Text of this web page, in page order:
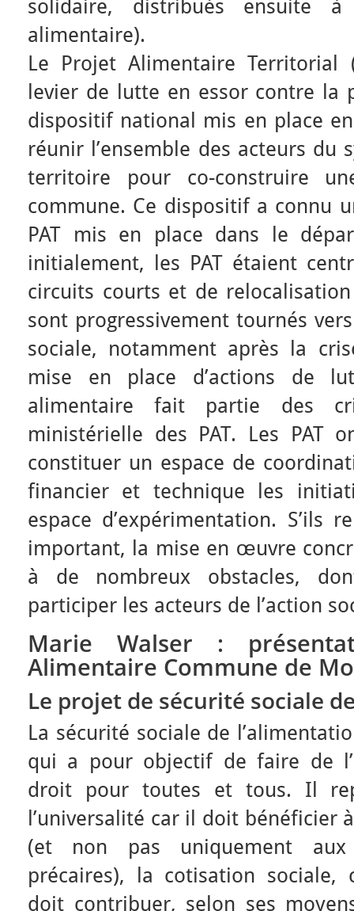
solidaire, distribués ensuite à
alimentaire).
Le Projet Alimentaire Territorial
levier de lutte en essor contre la
dispositif national mis en place
réunir l’ensemble des acteurs du
territoire pour co-construire
commune. Ce dispositif a connu
PAT mis en place dans le
initialement, les PAT étaient
circuits courts et de
sont progressivement tournés
sociale, notamment après la
mise en place d’actions de
alimentaire fait partie des
ministérielle des PAT. Les PAT
constituer un espace de
financier et technique les
espace d’expérimentation. S’ils
important, la mise en œuvre
à de nombreux obstacles,
participer les acteurs de l’action
Marie Walser :
Alimentaire Commune de
Le projet de sécurité sociale
La sécurité sociale de
qui a pour objectif de faire de
droit pour toutes et tous. Il
l’universalité car il doit bénéficier
(et non pas uniquement
précaires), la cotisation sociale,
doit contribuer, selon ses